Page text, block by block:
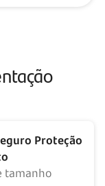
Proteção
tamanho